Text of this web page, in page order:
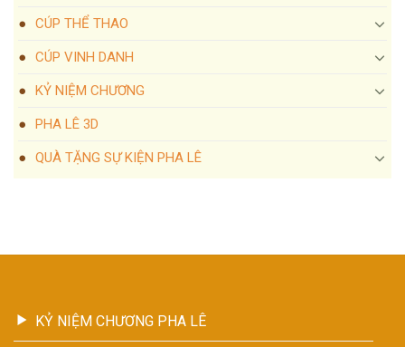
CÚP THỂ THAO
CÚP VINH DANH
KỶ NIỆM CHƯƠNG
PHA LÊ 3D
QUÀ TẶNG SỰ KIỆN PHA LÊ
KỶ NIỆM CHƯƠNG PHA LÊ